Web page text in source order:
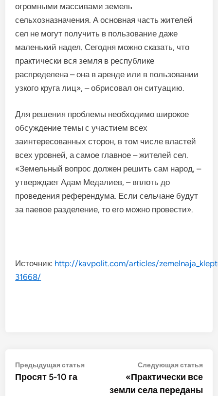
огромными массивами земель
сельхозназначения. А основная часть жителей
сел не могут получить в пользование даже
маленький надел. Сегодня можно сказать, что
практически вся земля в республике
распределена – она в аренде или в пользовании
узкого круга лиц», – обрисовал он ситуацию.
Для решения проблемы необходимо широкое
обсуждение темы с участием всех
заинтересованных сторон, в том числе властей
всех уровней, а самое главное – жителей сел.
«Земельный вопрос должен решить сам народ, –
утверждает Адам Медалиев, – вплоть до
проведения референдума. Если сельчане будут
за паевое разделение, то его можно провести».
Источник: http://kavpolit.com/articles/
31668/
Навигация
по
Предыдущая статьяПредыдущая
Просят 5-10 га
Следующая статья
«Практически все
земли села переданы